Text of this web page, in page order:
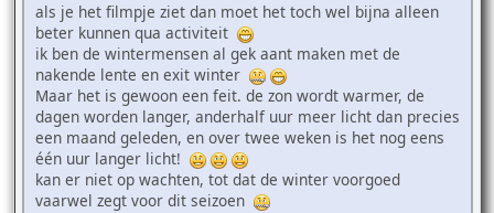
als je het filmpje ziet dan moet het toch wel bijna alleen
beter kunnen qua activiteit
ik ben de wintermensen al gek aant maken met de
nakende lente en exit winter
Maar het is gewoon een feit. de zon wordt warmer, de
dagen worden langer, anderhalf uur meer licht dan precies
een maand geleden, en over twee weken is het nog eens
één uur langer licht!
kan er niet op wachten, tot dat de winter voorgoed
vaarwel zegt voor dit seizoen